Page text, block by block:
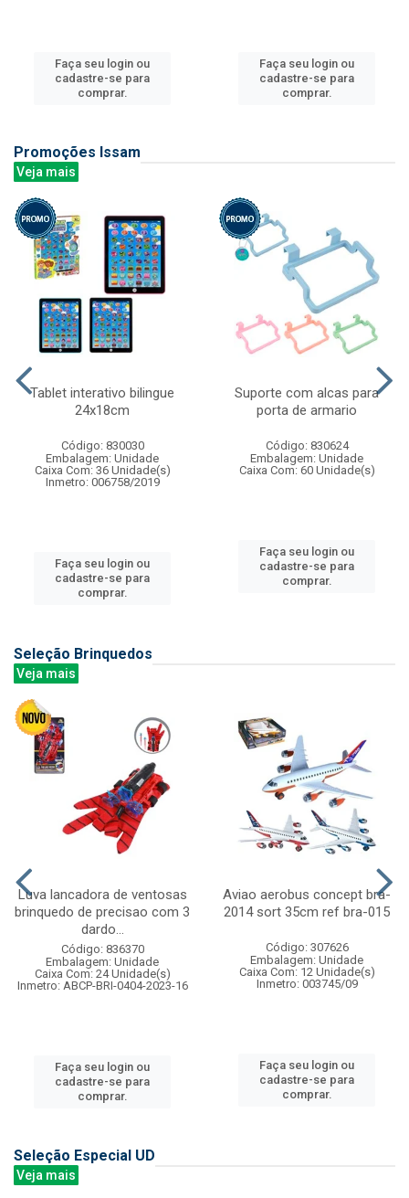
Faça seu login ou
cadastre-se para
comprar.
Faça seu login ou
cadastre-se para
comprar.
Promoções Issam
Veja mais
Tablet interativo bilingue
24x18cm
Código: 830030
Embalagem: Unidade
Caixa Com: 36 Unidade(s)
Inmetro: 006758/2019
Faça seu login ou
cadastre-se para
comprar.
Suporte com alcas para
porta de armario
Código: 830624
Embalagem: Unidade
Caixa Com: 60 Unidade(s)
Faça seu login ou
cadastre-se para
comprar.
Seleção Brinquedos
Veja mais
Luva lancadora de ventosas
brinquedo de precisao com 3
dardo...
Código: 836370
Embalagem: Unidade
Caixa Com: 24 Unidade(s)
Inmetro: ABCP-BRI-0404-2023-16
Faça seu login ou
cadastre-se para
comprar.
Aviao aerobus concept bra-
2014 sort 35cm ref bra-015
Código: 307626
Embalagem: Unidade
Caixa Com: 12 Unidade(s)
Inmetro: 003745/09
Faça seu login ou
cadastre-se para
comprar.
Seleção Especial UD
Veja mais